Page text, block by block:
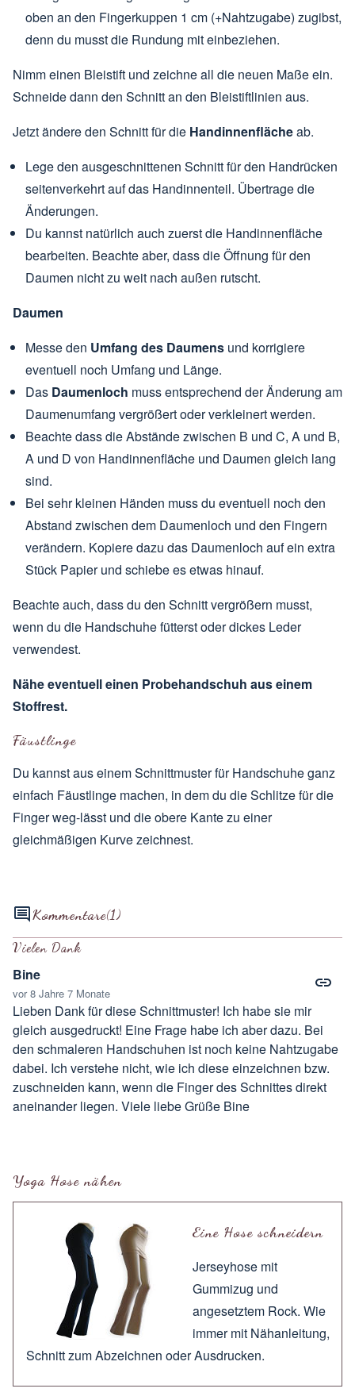
oben an den Fingerkuppen 1 cm (+Nahtzugabe) zugibst,
denn du musst die Rundung mit einbeziehen.
Nimm einen Bleistift und zeichne all die neuen Maße ein.
Schneide dann den Schnitt an den Bleistiftlinien aus.
Jetzt ändere den Schnitt für die Handinnenflächeab.
Lege den ausgeschnittenen Schnitt für den Handrücken
seitenverkehrt auf das Handinnenteil. Übertrage die
Änderungen.
Du kannst natürlich auch zuerst die Handinnenfläche
bearbeiten. Beachte aber, dass die Öffnung für den
Daumen nicht zu weit nach außen rutscht.
Daumen
Messe den Umfang des Daumens und korrigiere
eventuell noch Umfang und Länge.
Das Daumenloch muss entsprechend der Änderung am
Daumenumfang vergrößert oder verkleinert werden.
Beachte dass die Abstände zwischen B und C, A und B,
A und D von Handinnenfläche und Daumen gleich lang
sind.
Bei sehr kleinen Händen muss du eventuell noch den
Abstand zwischen dem Daumenloch und den Fingern
verändern. Kopiere dazu das Daumenloch auf ein extra
Stück Papier und schiebe es etwas hinauf.
Beachte auch, dass du den Schnitt vergrößern musst,
wenn du die Handschuhe fütterst oder dickes Leder
verwendest.
Nähe eventuell einen Probehandschuh aus einem
Stoffrest.
Fäustlinge
Du kannst aus einem Schnittmuster für Handschuhe ganz
einfach Fäustlinge machen, in dem du die Schlitze für die
Finger weg-lässt und die obere Kante zu einer
gleichmäßigen Kurve zeichnest.
Kommentare(1)
Vielen Dank
Bine
vor 8 Jahre 7 Monate
Lieben Dank für diese Schnittmuster! Ich habe sie mir
gleich ausgedruckt! Eine Frage habe ich aber dazu. Bei
den schmaleren Handschuhen ist noch keine Nahtzugabe
dabei. Ich verstehe nicht, wie ich diese einzeichnen bzw.
zuschneiden kann, wenn die Finger des Schnittes direkt
aneinander liegen. Viele liebe Grüße Bine
Yoga Hose nähen
Eine Hose schneidern
Jerseyhose mit
Gummizug und
angesetztem Rock. Wie
immer mit Nähanleitung,
Schnitt zumAbzeichnen oderAusdrucken.